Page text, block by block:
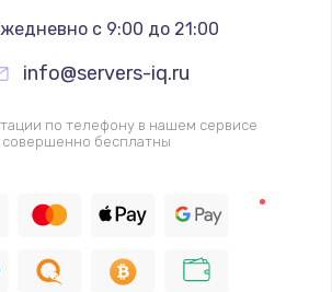
с 9:00 до 21:00
info@servers-iq.ru
по телефону в нашем сервисе
совершенно бесплатны